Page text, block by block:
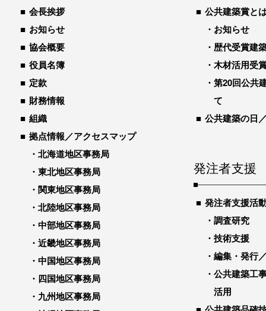
会長挨拶
お知らせ
協会概要
役員名簿
定款
財務情報
組織
拠点情報／アクセスマップ
北海道地区事務局
東北地区事務局
関東地区事務局
北陸地区事務局
中部地区事務局
近畿地区事務局
中国地区事務局
四国地区事務局
九州地区事務局
公共建築賞と
お知らせ
歴代受賞建
木材活用受
第20回公共
て
公共建築の日
発注者支援
発注者支援活
調査研究
技術支援
編集・発行
公共建築工
活用